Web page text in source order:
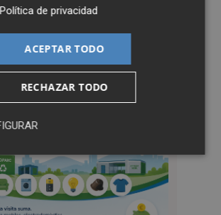
Política de privacidad
ACEPTAR TODO
RECHAZAR TODO